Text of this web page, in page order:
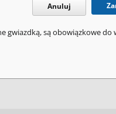
Anuluj
gwiazdką, są obowiązkowe do